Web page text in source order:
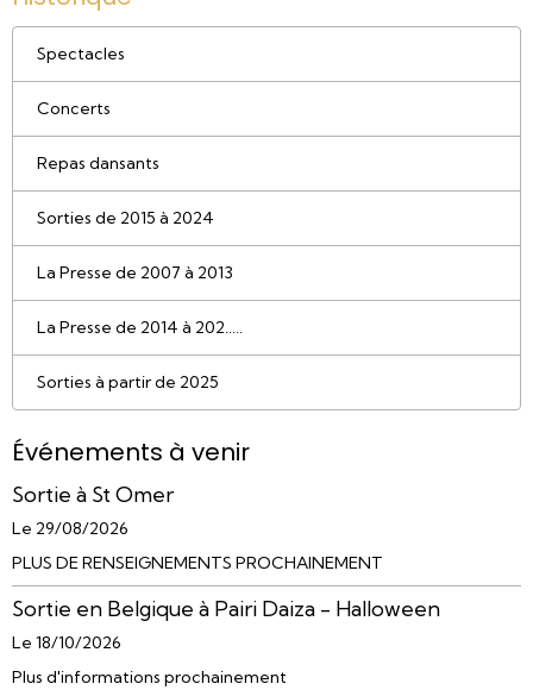
Spectacles
Concerts
Repas dansants
Sorties de 2015 à 2024
La Presse de 2007 à 2013
La Presse de 2014 à 202.....
Sorties à partir de 2025
Événements à venir
Sortie à St Omer
Le 29/08/2026
PLUS DE RENSEIGNEMENTS PROCHAINEMENT
Sortie en Belgique à Pairi Daiza - Halloween
Le 18/10/2026
Plus d'informations prochainement